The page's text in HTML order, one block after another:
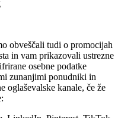
obveščali tudi o promocijah
in vam prikazovali ustrezne
osebne podatke
zunanjimi ponudniki in
oglaševalske kanale, če že